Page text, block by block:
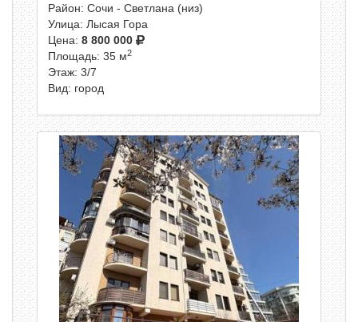
Район: Сочи - Светлана (низ)
Улица: Лысая Гора
Цена: 8 800 000
Площадь: 35 м2
Этаж: 3/7
Вид: город